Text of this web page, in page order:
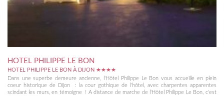
HOTEL PHILIPPE LE BON
HOTEL PHILIPPE LE BON À DIJON ★★★★
Dans une superbe demeure ancienne, l'Hôtel Philippe Le Bon vous accueille en plein
coeur historique de Dijon : la cour gothique de l'hôtel, avec charpentes apparentes
scindant les murs, en témoigne ! A distance de marche de l'Hôtel Philippe Le Bon, c'est